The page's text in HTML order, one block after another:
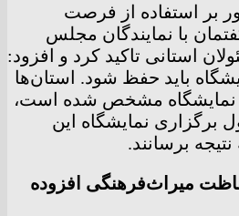
بر استفاده از فرصت
با نمایندگان مجلس
استانی تاکید کرد و افزود:
باید حفظ شود. استان‌ها
نمایشگاه مشخص شده است،
برگزاری نمایشگاه این
برسانند.
حفاظت میراث‌فرهنگی افزوده